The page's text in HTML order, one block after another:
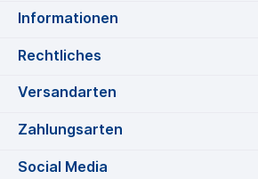
Social Media
Informationen
Rechtliches
Versandarten
Zahlungsarten